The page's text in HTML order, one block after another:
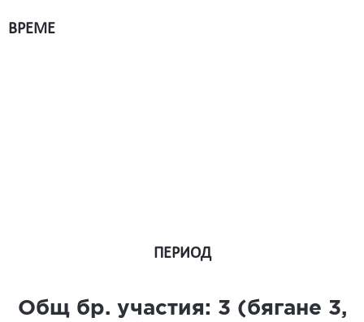
ВРЕМЕ
ПЕРИОД
Общ бр. участия: 3 (бягане 3,